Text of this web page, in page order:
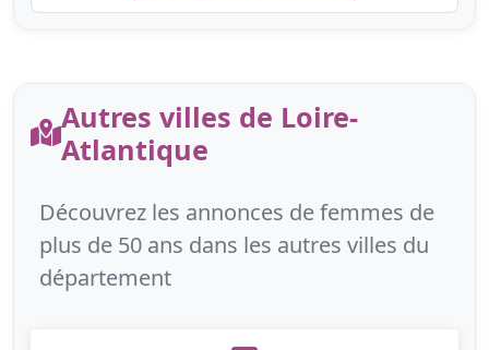
Autres villes de Loire-
Atlantique
Découvrez les annonces de femmes de
plus de 50 ans dans les autres villes du
département